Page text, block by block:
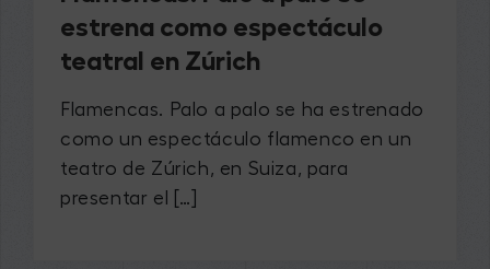
estrena como espectáculo
teatral en Zúrich
Flamencas. Palo a palo se ha estrenado
como un espectáculo flamenco en un
teatro de Zúrich, en Suiza, para
presentar el […]